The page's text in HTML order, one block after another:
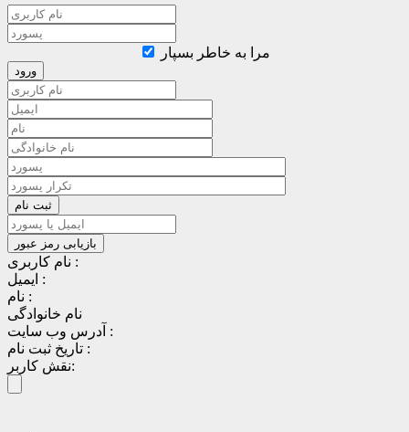
مرا به خاطر بسپار
نام کاربری :
ایمیل :
نام :
نام خانوادگی
آدرس وب سایت :
تاریخ ثبت نام :
نقش کاربر: